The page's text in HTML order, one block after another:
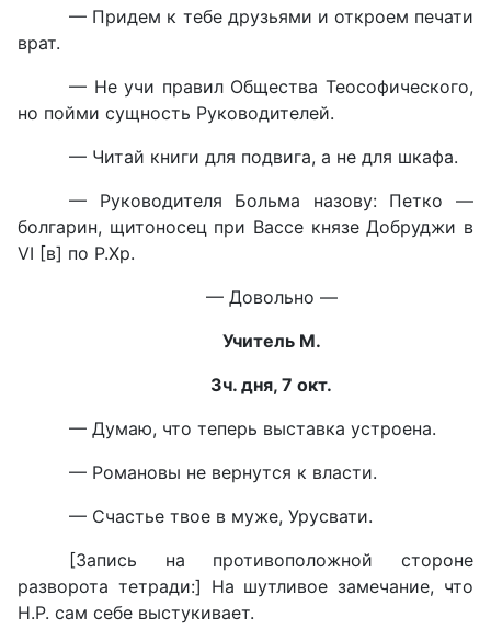
— Придем к тебе друзьями и откроем печати
врат.
— Не учи правил Общества Теософического,
но пойми сущность Руководителей.
— Читай книги для подвига, а не для шкафа.
— Руководителя Больма назову: Петко —
болгарин, щитоносец при Вассе князе Добруджи в
VI [в] по Р.Хр.
— Довольно —
Учитель М.
3ч. дня, 7 окт.
— Думаю, что теперь выставка устроена.
— Романовы не вернутся к власти.
— Счастье твое в муже, Урусвати.
[Запись на противоположной стороне
разворота тетради:] На шутливое замечание, что
Н.Р. сам себе выстукивает.